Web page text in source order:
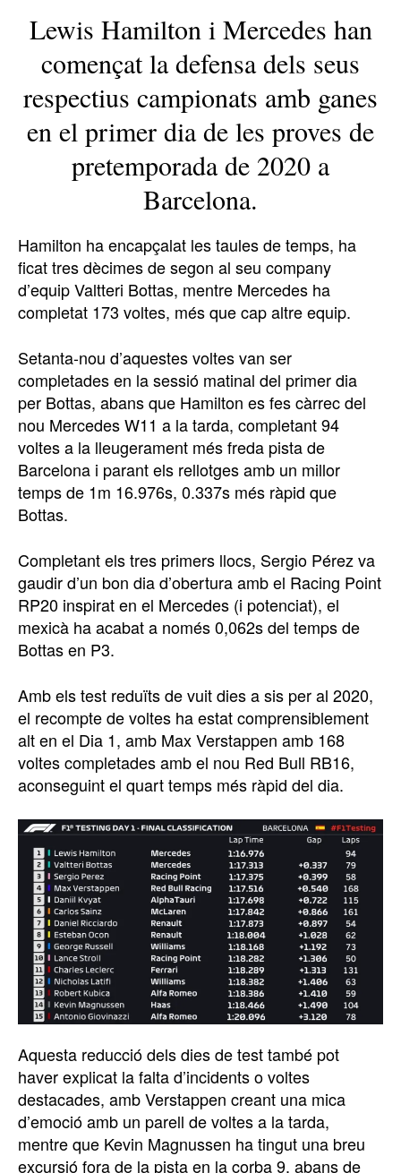
Lewis Hamilton i Mercedes han
començat la defensa dels seus
respectius campionats amb ganes
en el primer dia de les proves de
pretemporada de 2020 a
Barcelona.
Hamilton ha encapçalat les taules de temps, ha
ficat tres dècimes de segon al seu company
d’equip Valtteri Bottas, mentre Mercedes ha
completat 173 voltes, més que cap altre equip.
Setanta-nou d’aquestes voltes van ser
completades en la sessió matinal del primer dia
per Bottas, abans que Hamilton es fes càrrec del
nou Mercedes W11 a la tarda, completant 94
voltes a la lleugerament més freda pista de
Barcelona i parant els rellotges amb un millor
temps de 1m 16.976s, 0.337s més ràpid que
Bottas.
Completant els tres primers llocs, Sergio Pérez va
gaudir d’un bon dia d’obertura amb el Racing Point
RP20 inspirat en el Mercedes (i potenciat), el
mexicà ha acabat a només 0,062s del temps de
Bottas en P3.
Amb els test reduïts de vuit dies a sis per al 2020,
el recompte de voltes ha estat comprensiblement
alt en el Dia 1, amb Max Verstappen amb 168
voltes completades amb el nou Red Bull RB16,
aconseguint el quart temps més ràpid del dia.
Aquesta reducció dels dies de test també pot
haver explicat la falta d’incidents o voltes
destacades, amb Verstappen creant una mica
d’emoció amb un parell de voltes a la tarda,
mentre que Kevin Magnussen ha tingut una breu
excursió fora de la pista en la corba 9, abans de